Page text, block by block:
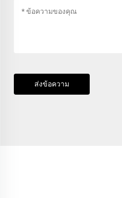
ส่งข้อความ